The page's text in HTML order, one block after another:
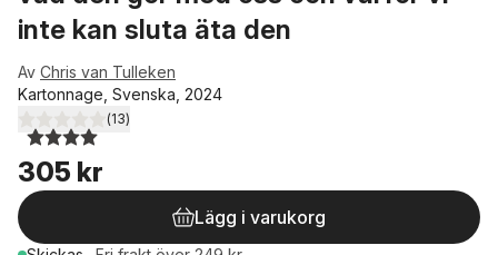
inte kan sluta äta den
Av Chris van Tulleken
Kartonnage, Svenska, 2024
4,0utav 5 stjärnor. Totalt antal röster:
(13)
305 kr
Lägg i varukorg